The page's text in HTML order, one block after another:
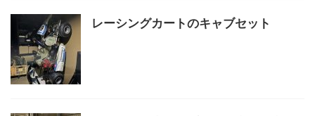
レーシングカートのキャブセット